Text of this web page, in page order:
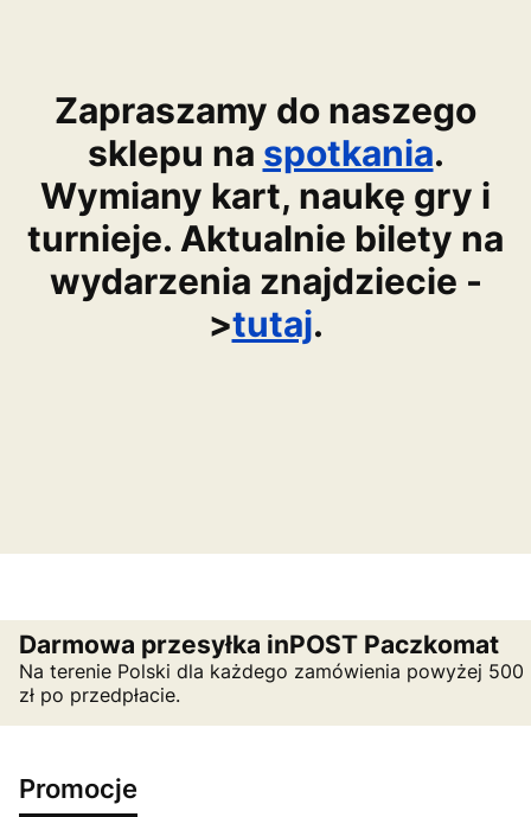
Zapraszamy do naszego
sklepu na spotkania.
Wymiany kart, naukę gry i
turnieje. Aktualnie bilety na
wydarzenia znajdziecie -
>tutaj.
Darmowa przesyłka inPOST Paczkomat
Na terenie Polski dla każdego zamówienia powyżej 500
zł po przedpłacie.
Promocje